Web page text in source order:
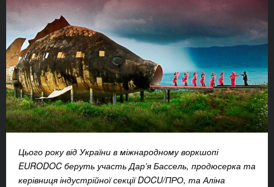
Цього року від України в міжнародному воркшопі
EURODOC беруть участь Дар’я Бассель, продюсерка та
керівниця індустрійної секції DOCU/ПРО, та Аліна